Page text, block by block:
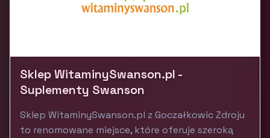
Sklep WitaminySwanson.pl -
Suplementy Swanson
Sklep WitaminySwanson.pl z Goczałkowic Zdroju
to renomowane miejsce, które oferuje szeroką